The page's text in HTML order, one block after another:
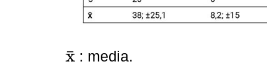
x
¯
x¯ : media.